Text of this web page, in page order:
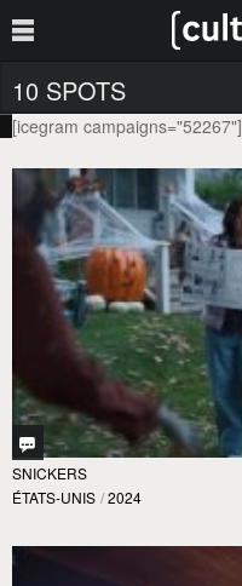
10 SPOTS
[icegram campaigns="52267"]
SNICKERS
ÉTATS-UNIS / 2024